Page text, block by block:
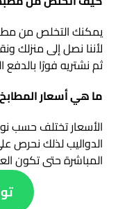
يمكنك التخلص من
لأننا نصل إلى منزلك
ثم نشتريه فورًا بالدفع
ما هي أسعار
الأسعار تختلف حسب
الدواليب لذلك نحرص
المباشرة حتى تكون